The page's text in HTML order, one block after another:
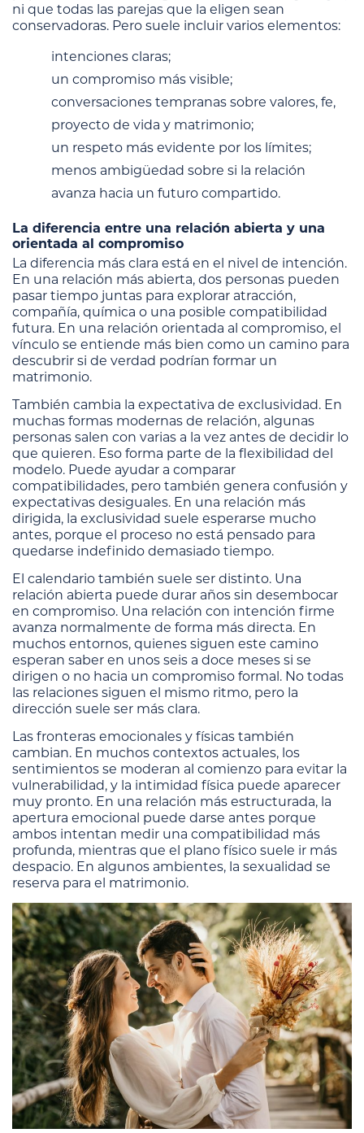
ni que todas las parejas que la eligen sean
conservadoras. Pero suele incluir varios elementos:
intenciones claras;
un compromiso más visible;
conversaciones tempranas sobre valores, fe,
proyecto de vida y matrimonio;
un respeto más evidente por los límites;
menos ambigüedad sobre si la relación
avanza hacia un futuro compartido.
La diferencia entre una relación abierta y una
orientada al compromiso
La diferencia más clara está en el nivel de intención.
En una relación más abierta, dos personas pueden
pasar tiempo juntas para explorar atracción,
compañía, química o una posible compatibilidad
futura. En una relación orientada al compromiso, el
vínculo se entiende más bien como un camino para
descubrir si de verdad podrían formar un
matrimonio.
También cambia la expectativa de exclusividad. En
muchas formas modernas de relación, algunas
personas salen con varias a la vez antes de decidir lo
que quieren. Eso forma parte de la flexibilidad del
modelo. Puede ayudar a comparar
compatibilidades, pero también genera confusión y
expectativas desiguales. En una relación más
dirigida, la exclusividad suele esperarse mucho
antes, porque el proceso no está pensado para
quedarse indefinido demasiado tiempo.
El calendario también suele ser distinto. Una
relación abierta puede durar años sin desembocar
en compromiso. Una relación con intención firme
avanza normalmente de forma más directa. En
muchos entornos, quienes siguen este camino
esperan saber en unos seis a doce meses si se
dirigen o no hacia un compromiso formal. No todas
las relaciones siguen el mismo ritmo, pero la
dirección suele ser más clara.
Las fronteras emocionales y físicas también
cambian. En muchos contextos actuales, los
sentimientos se moderan al comienzo para evitar la
vulnerabilidad, y la intimidad física puede aparecer
muy pronto. En una relación más estructurada, la
apertura emocional puede darse antes porque
ambos intentan medir una compatibilidad más
profunda, mientras que el plano físico suele ir más
despacio. En algunos ambientes, la sexualidad se
reserva para el matrimonio.